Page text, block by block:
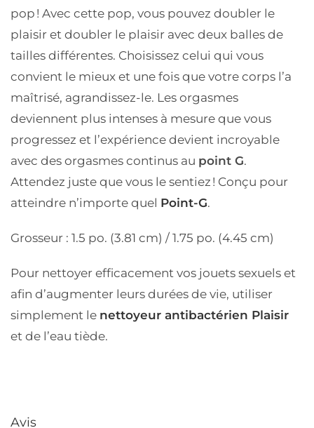
pop ! Avec cette pop, vous pouvez doubler le
plaisir et doubler le plaisir avec deux balles de
tailles différentes. Choisissez celui qui vous
convient le mieux et une fois que votre corps l’a
maîtrisé, agrandissez-le. Les orgasmes
deviennent plus intenses à mesure que vous
progressez et l’expérience devient incroyable
avec des orgasmes continus au point G.
Attendez juste que vous le sentiez ! Conçu pour
atteindre n’importe quel Point-G.
Grosseur : 1.5 po. (3.81 cm) / 1.75 po. (4.45 cm)
Pour nettoyer efficacement vos jouets sexuels et
afin d’augmenter leurs durées de vie, utiliser
simplement le nettoyeur antibactérien Plaisir
et de l’eau tiède.
Avis